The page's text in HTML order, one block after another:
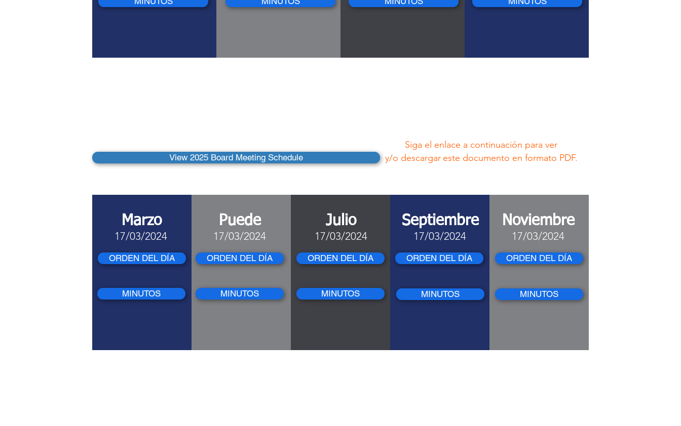
View 2025 Board Meeting Schedule
Siga el enlace a continuación para ver
y/o descargar este documento en formato PDF.
Marzo
17/03/2024
ORDEN DEL DÍA
MINUTOS
Puede
17/03/2024
ORDEN DEL DÍA
MINUTOS
Julio
17/03/2024
ORDEN DEL DÍA
MINUTOS
Septiembre
17/03/2024
ORDEN DEL DÍA
MINUTOS
Noviembre
17/03/2024
ORDEN DEL DÍA
MINUTOS